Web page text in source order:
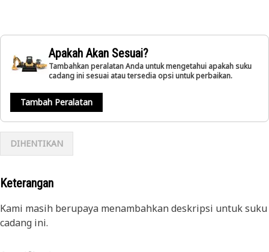
Apakah Akan Sesuai?
Tambahkan peralatan Anda untuk mengetahui apakah suku
cadang ini sesuai atau tersedia opsi untuk perbaikan.
Tambah Peralatan
DIHENTIKAN
Keterangan
Kami masih berupaya menambahkan deskripsi untuk suku
cadang ini.